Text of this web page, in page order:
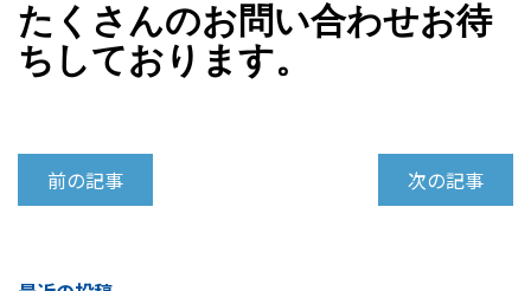
たくさんのお問い合わせお待
ちしております。
前の記事 次の記事